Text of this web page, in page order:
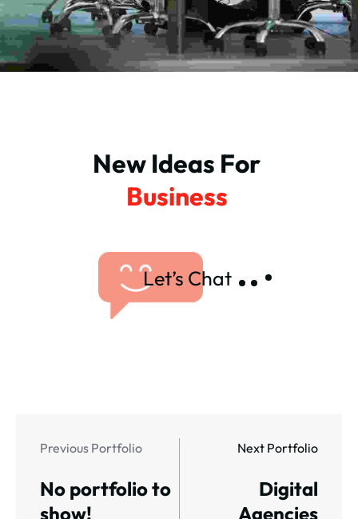
New Ideas For
Business
Let’s Chat
Previous Portfolio
No portfolio to
show!
Next Portfolio
Digital
Agencies